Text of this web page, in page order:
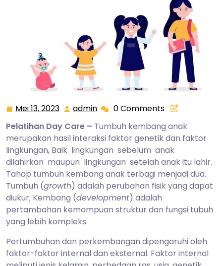
Mei 13, 2023 Mei
13,
2023
admin admin0 Comments
Pelatihan Day Care – Tumbuh kembang anak
merupakan hasil interaksi faktor genetik dan faktor
lingkungan, Baik lingkungan sebelum anak
dilahirkan maupun lingkungan setelah anak itu lahir.
Tahap tumbuh kembang anak terbagi menjadi dua.
Tumbuh (growth) adalah perubahan fisik yang dapat
diukur; Kembang (development) adalah
pertambahan kemampuan struktur dan fungsi tubuh
yang lebih kompleks.
Pertumbuhan dan perkembangan dipengaruhi oleh
faktor-faktor internal dan eksternal. Faktor internal